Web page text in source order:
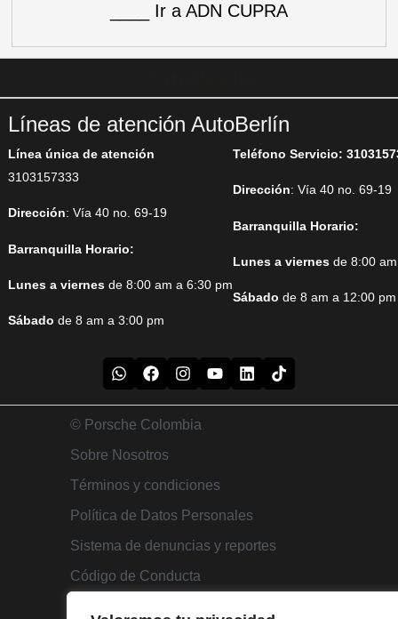
____ Ir a ADN CUPRA
Líneas de atención AutoBerlín
Línea única de atención
3103157333
Dirección: Vía 40 no. 69-19
Barranquilla Horario:
Lunes a viernesde 8:00 am a 6:30 pm
Sábado de 8 am a 3:00 pm
Teléfono Servicio:
Dirección: Vía 40 no. 69-19
Barranquilla Horario:
Lunes a viernesde 8:00
Sábado de 8 am a 12:00 pm
© Porsche Colombia
Sobre Nosotros
Términos y condiciones
Política de Datos Personales
Sistema de denuncias y reportes
Código de Conducta